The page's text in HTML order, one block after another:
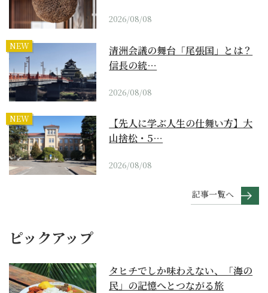
2026/08/08
NEW
清洲会議の舞台「尾張国」とは？
信長の統…
2026/08/08
NEW
【先人に学ぶ人生の仕舞い方】大
山捨松・5…
2026/08/08
記事一覧へ
ピックアップ
タヒチでしか味わえない、「海の
民」の記憶へとつながる旅